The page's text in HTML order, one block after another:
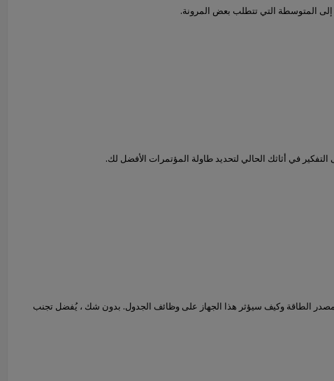
المتوسطة التي تتطلب بعض المرونة.
في أثاثك الحالي لتحديد طاولة المؤتمرات الأفضل لك.
الطاقة وكيف سيؤثر هذا الجهاز على وظائف الجدول. بدون شك ، يُفضل تجنب